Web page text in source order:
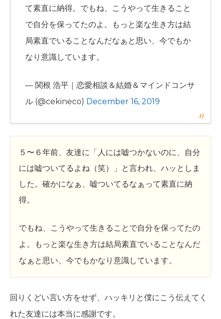
て素直に納得。でもね、こうやって生きること
で自分を保ってたのよ。もっと楽な生き方は結
局素直でいることなんだなぁと思い、今でもか
なり意識しています。
— 関根 浩平｜恋愛相談＆結婚＆マインドコンサ
ル (@cekineco) December 16, 2019
５〜６年前、友達に「人には嘘つかないのに、自分
には嘘ついてるよね（笑）」と言われ、ハッとしま
した。確かになぁ、嘘ついてるなぁって素直に納
得。
でもね、こうやって生きることで自分を保ってたの
よ。もっと楽な生き方は結局素直でいることなんだ
なぁと思い、今でもかなり意識しています。
回りくどい言い方をせず、ハッキリと僕にこう伝えてく
れた友達には本当に感謝です。